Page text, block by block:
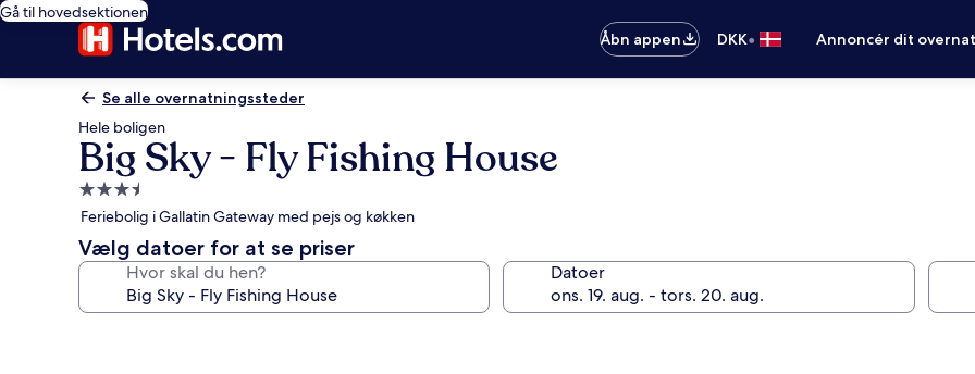
Gå til hovedsektionen
Åbn appen
DKK• Annoncér dit
Se alle overnatningssteder
Hele boligen
Big Sky - Fly Fishing House
3.5-
stjernet
overnatningssted
Feriebolig i Gallatin Gateway med pejs og køkken
Vælg datoer for at se priser
Hvor skal du hen? Datoer